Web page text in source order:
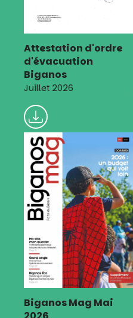
Attestation d'ordre
d'évacuation
Biganos
Juillet 2026
Biganos Mag Mai